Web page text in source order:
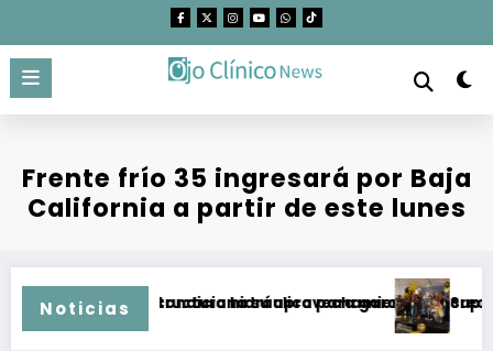
contenido
Frente frío 35 ingresará por Baja
California a partir de este lunes
Noticiascondiciona su aprovechamiento
infraestructura hidráulica para garantizar crecimiento
Supera